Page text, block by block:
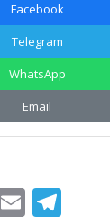
Facebook
Telegram
WhatsApp
Email
Email